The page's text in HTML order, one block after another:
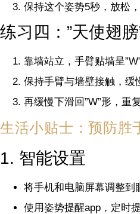
保持这个姿势5秒，放松
练习四：”天使翅膀
靠墙站立，手臂贴墙呈
保持手臂与墙壁接触，缓
再缓慢下滑回”W”形，重
生活小贴士：预防胜
1. 智能设置
将手机和电脑屏幕调整到
使用姿势提醒app，定时